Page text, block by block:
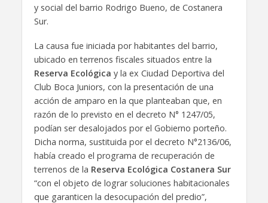
y social del barrio Rodrigo Bueno, de Costanera
Sur.
La causa fue iniciada por habitantes del barrio,
ubicado en terrenos fiscales situados entre la
Reserva Ecológica y la ex Ciudad Deportiva del
Club Boca Juniors, con la presentación de una
acción de amparo en la que planteaban que, en
razón de lo previsto en el decreto N° 1247/05,
podían ser desalojados por el Gobierno porteño.
Dicha norma, sustituida por el decreto N°2136/06,
había creado el programa de recuperación de
terrenos de la Reserva Ecológica Costanera Sur
“con el objeto de lograr soluciones habitacionales
que garanticen la desocupación del predio”,